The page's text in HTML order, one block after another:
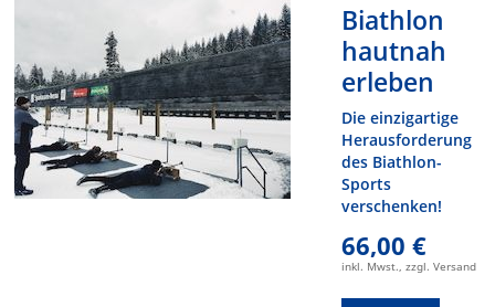
Biathlon
hautnah
erleben
Die einzigartige
Herausforderung
des Biathlon-
Sports
verschenken!
66,00 €
inkl. Mwst., zzgl. Versand